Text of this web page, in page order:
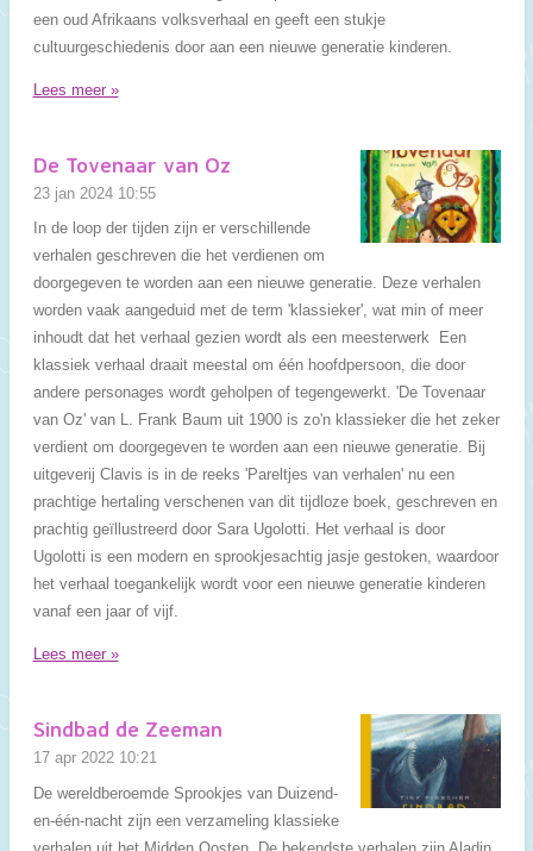
een oud Afrikaans volksverhaal en geeft een stukje
cultuurgeschiedenis door aan een nieuwe generatie kinderen.
Lees meer »
De Tovenaar van Oz
23 jan 2024 10:55
In de loop der tijden zijn er verschillende
verhalen geschreven die het verdienen om
doorgegeven te worden aan een nieuwe generatie. Deze verhalen
worden vaak aangeduid met de term 'klassieker', wat min of meer
inhoudt dat het verhaal gezien wordt als een meesterwerk Een
klassiek verhaal draait meestal om één hoofdpersoon, die door
andere personages wordt geholpen of tegengewerkt. 'De Tovenaar
van Oz' van L. Frank Baum uit 1900 is zo'n klassieker die het zeker
verdient om doorgegeven te worden aan een nieuwe generatie. Bij
uitgeverij Clavis is in de reeks 'Pareltjes van verhalen' nu een
prachtige hertaling verschenen van dit tijdloze boek, geschreven en
prachtig geïllustreerd door Sara Ugolotti. Het verhaal is door
Ugolotti is een modern en sprookjesachtig jasje gestoken, waardoor
het verhaal toegankelijk wordt voor een nieuwe generatie kinderen
vanaf een jaar of vijf.
Lees meer »
Sindbad de Zeeman
17 apr 2022 10:21
De wereldberoemde Sprookjes van Duizend-
en-één-nacht zijn een verzameling klassieke
verhalen uit het Midden Oosten. De bekendste verhalen zijn Aladin